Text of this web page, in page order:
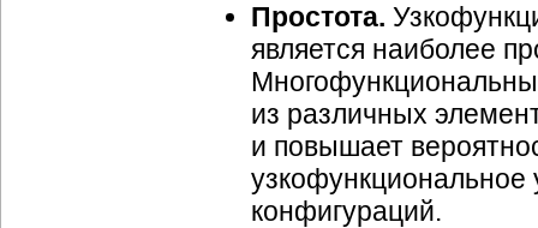
Простота.
является наиболее
из различных
и повышает
узкофункциональное
конфигураций.